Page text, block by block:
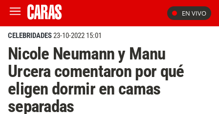
EN VIVO
CELEBRIDADES23-10-2022 15:01
Nicole Neumann y Manu
Urcera comentaron por qué
eligen dormir en camas
separadas